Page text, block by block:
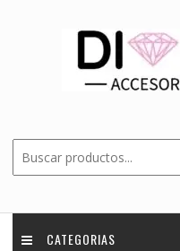
CATEGORIAS